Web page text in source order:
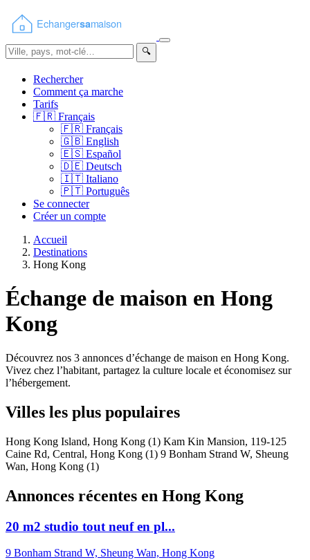
🔍
Rechercher
Comment ça marche
Tarifs
🇫🇷 Français
🇫🇷 Français
🇬🇧 English
🇪🇸 Español
🇩🇪 Deutsch
🇮🇹 Italiano
🇵🇹 Português
Se connecter
Créer un compte
Accueil
Destinations
Hong Kong
Échange de maison en Hong
Kong
Découvrez nos 3 annonces d’échange de maison en Hong Kong.
Vivez chez l’habitant, partagez la culture locale et économisez sur
l’hébergement.
Villes les plus populaires
Hong Kong Island, Hong Kong (1) Kam Kin Mansion, 119-125
Caine Rd, Central, Hong Kong (1) 9 Bonham Strand W, Sheung
Wan, Hong Kong (1)
Annonces récentes en Hong Kong
20 m2 studio tout neuf en pl...
9 Bonham Strand W, Sheung Wan, Hong Kong